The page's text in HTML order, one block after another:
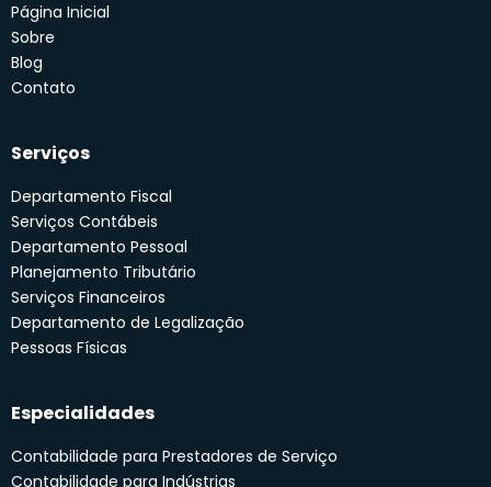
Página Inicial
Sobre
Blog
Contato
Serviços
Departamento Fiscal
Serviços Contábeis
Departamento Pessoal
Planejamento Tributário
Serviços Financeiros
Departamento de Legalização
Pessoas Físicas
Especialidades
Contabilidade para Prestadores de Serviço
Contabilidade para Indústrias